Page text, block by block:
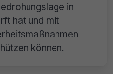
in
hat und mit
können.